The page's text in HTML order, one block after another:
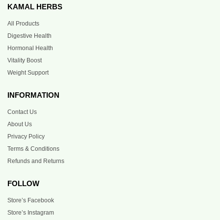
KAMAL HERBS
All Products
Digestive Health
Hormonal Health
Vitality Boost
Weight Support
INFORMATION
Contact Us
About Us
Privacy Policy
Terms & Conditions
Refunds and Returns
FOLLOW
Store’s Facebook
Store’s Instagram